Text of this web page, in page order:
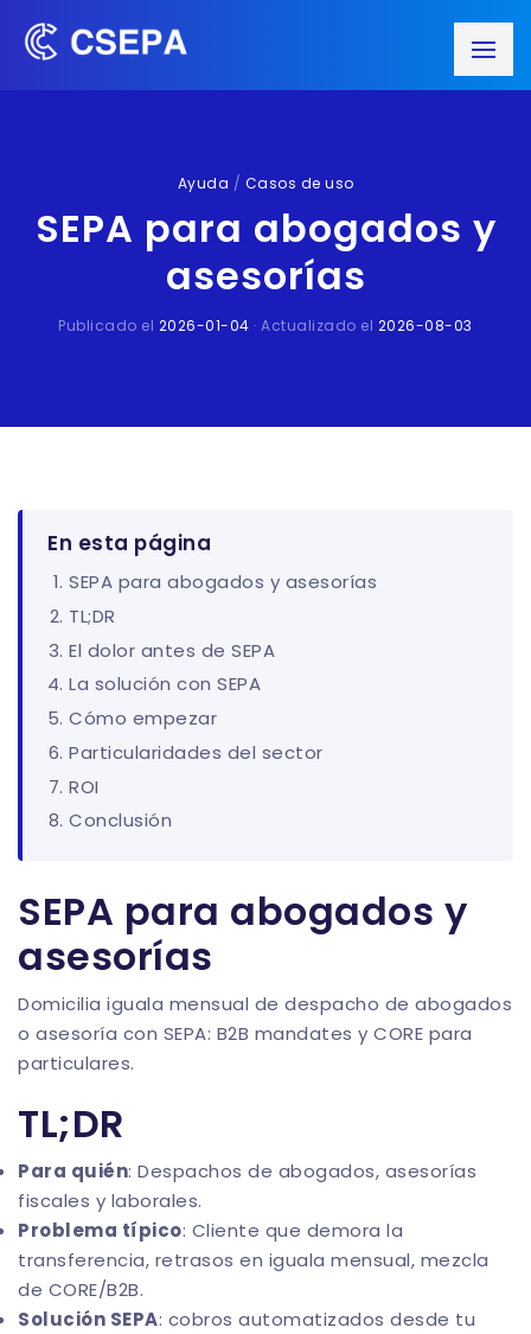
Ayuda / Casos de uso
SEPA para abogados y
asesorías
Publicado el 2026-01-04 · Actualizado el 2026-08-03
En esta página
SEPA para abogados y asesorías
TL;DR
El dolor antes de SEPA
La solución con SEPA
Cómo empezar
Particularidades del sector
ROI
Conclusión
SEPA para abogados y
asesorías
Domicilia iguala mensual de despacho de abogados
o asesoría con SEPA: B2B mandates y CORE para
particulares.
TL;DR
Para quién: Despachos de abogados, asesorías
fiscales y laborales.
Problema típico: Cliente que demora la
transferencia, retrasos en iguala mensual, mezcla
de CORE/B2B.
Solución SEPA: cobros automatizados desde tu